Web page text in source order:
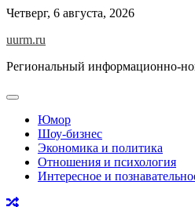
Skip
content
Четверг, 6 августа, 2026
uurm.ru
Региональный информационно-
Юмор
Шоу-бизнес
Экономика и политика
Отношения и психология
Интересное и